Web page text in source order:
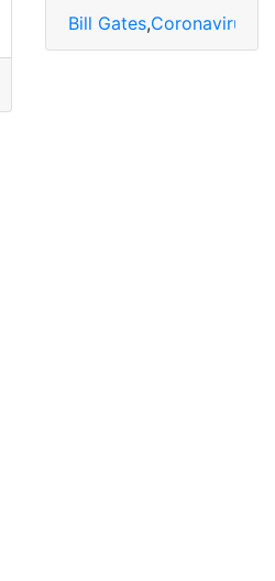
Bill Gates,Coronavirus